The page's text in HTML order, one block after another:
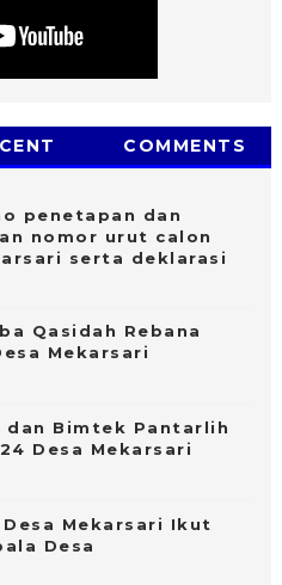
COMMENTS
penetapan dan
nomor urut calon
serta deklarasi
Qasidah Rebana
Mekarsari
dan Bimtek Pantarlih
Desa Mekarsari
Mekarsari Ikut
Desa